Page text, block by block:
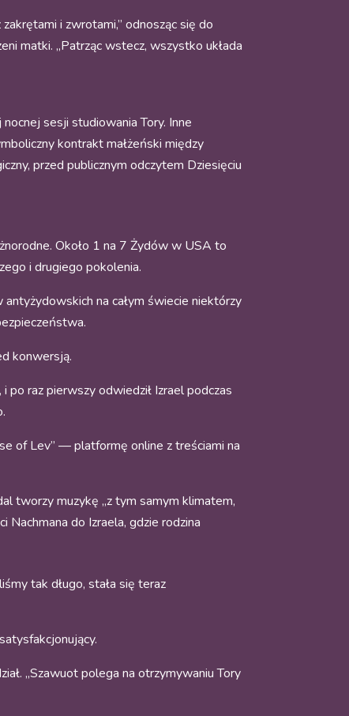
i zwrotami,” odnosząc się do
matki. „Patrząc wstecz, wszystko układa
sesji studiowania Tory. Inne
kontrakt małżeński między
przed publicznym odczytem Dziesięciu
Około 1 na 7 Żydów w USA to
i drugiego pokolenia.
na całym świecie niektórzy
konwersją.
raz pierwszy odwiedził Izrael podczas
of Lev” — platformę online z treściami na
tworzy muzykę „z tym samym klimatem,
Nachmana do Izraela, gdzie rodzina
tak długo, stała się teraz
„Szawuot polega na otrzymywaniu Tory